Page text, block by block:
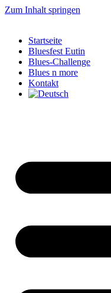
Zum Inhalt springen
Startseite
Bluesfest Eutin
Blues-Challenge
Blues n more
Kontakt